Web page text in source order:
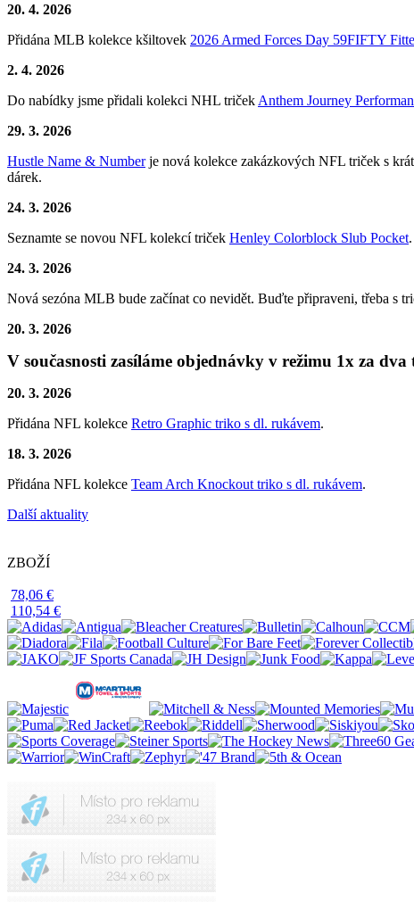
20. 4. 2026
Přidána MLB kolekce kšiltovek 2026 Armed Forces Day 59FIFTY
2. 4. 2026
Do nabídky jsme přidali kolekci NHL triček Anthem Journey
29. 3. 2026
Hustle Name & Numberje nová kolekce zakázkových NFL triček s
dárek.
24. 3. 2026
Seznamte se novou NFL kolekcí triček Henley Colorblock Slub Pocket.
24. 3. 2026
Nová sezóna MLB bude začínat co nevidět. Buďte připraveni, třeba s
20. 3. 2026
V současnosti zasíláme objednávky v režimu 1x za
20. 3. 2026
Přidána NFL kolekce Retro Graphic triko s dl. rukávem.
18. 3. 2026
Přidána NFL kolekce Team Arch Knockout triko s dl. rukávem.
Další aktuality
ZBOŽÍ
78,06 €
110,54 €